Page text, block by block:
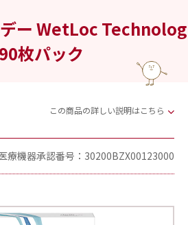
ー WetLoc Technolog
枚パック
この商品の詳しい説明はこちら
療機器承認番号：30200BZX00123000